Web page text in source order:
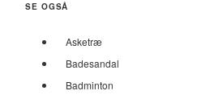
SE OGSÅ
Asketræ
Badesandal
Badminton